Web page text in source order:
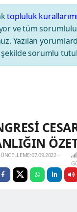
topluluk
ve tüm
Yazılan
sorumlu
-